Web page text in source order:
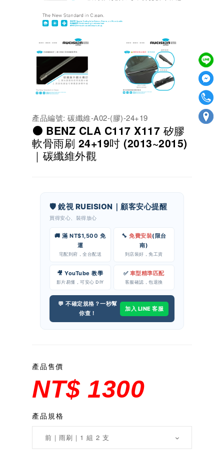
產品編號: 碳纖維-A02-(膠)-24+19
⚫ BENZ CLA C117 X117 矽膠
軟骨雨刷 24+19吋 (2013~2015)
｜碳纖維外觀
🛡️ 銳視 RUEISION｜顧客安心提醒
買得安心、裝得放心
🚚 滿 NT$1,500 免
運
宅配到府，全台配送
🔧 免費安裝(限台
南)
到店裝好，免工資
🎥 YouTube 教學
影片易懂，可安心 DIY
✅ 車型精準匹配
客服確認，包退換
💬 不確定規格？一秒幫
你查！
加入 LINE 客服
產品售價
NT$ 1300
產品規格